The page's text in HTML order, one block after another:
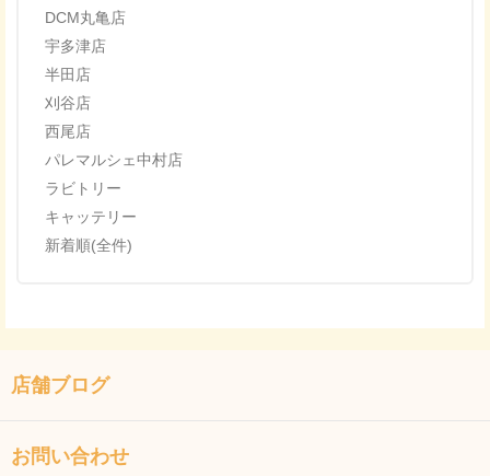
DCM丸亀店
宇多津店
半田店
刈谷店
西尾店
パレマルシェ中村店
ラビトリー
キャッテリー
新着順(全件)
店舗ブログ
お問い合わせ